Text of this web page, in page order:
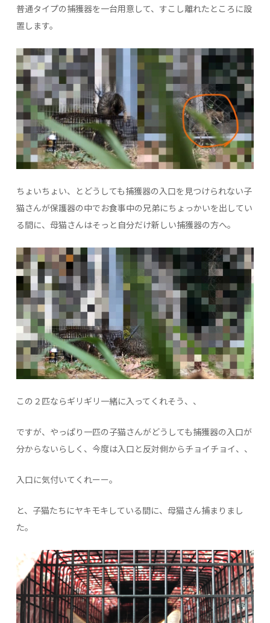
普通タイプの捕獲器を一台用意して、すこし離れたところに設
置します。
ちょいちょい、とどうしても捕獲器の入口を見つけられない子
猫さんが保護器の中でお食事中の兄弟にちょっかいを出してい
る間に、母猫さんはそっと自分だけ新しい捕獲器の方へ。
この２匹ならギリギリ一緒に入ってくれそう、、
ですが、やっぱり一匹の子猫さんがどうしても捕獲器の入口が
分からないらしく、今度は入口と反対側からチョイチョイ、、
入口に気付いてくれーー。
と、子猫たちにヤキモキしている間に、母猫さん捕まりまし
た。